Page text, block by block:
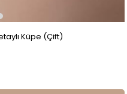
Küpe (Çift)